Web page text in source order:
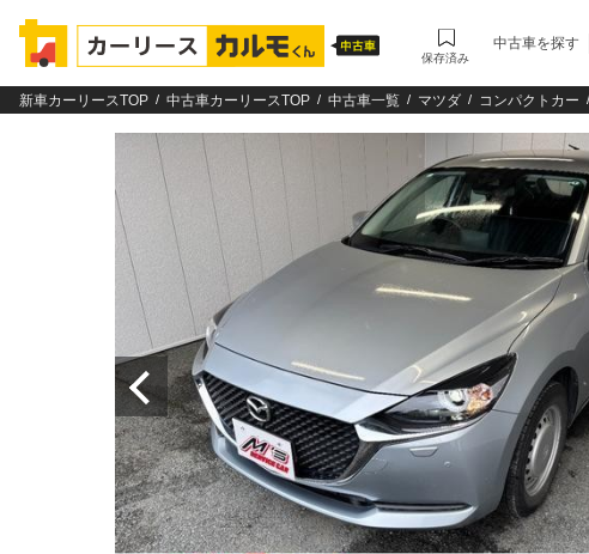
保存済み
中古車を探す
新車カーリースTOP 中古車カーリースTOP 中古車一覧 マツダ コンパクトカー